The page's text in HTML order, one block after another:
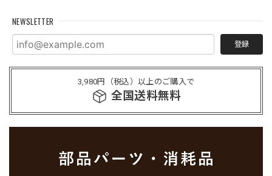
NEWSLETTER
登録
3,980円（税込）以上のご購入で
全国送料無料